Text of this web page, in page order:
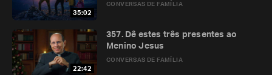
35:02
CONVERSAS DE FAMÍLIA
22:42
CONVERSAS DE FAMÍLIA
357. Dê estes três presentes ao
Menino Jesus